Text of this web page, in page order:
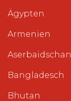
Ägypten
Armenien
Aserbaidschan
Bangladesch
Bhutan